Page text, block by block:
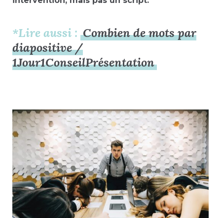
*Lire aussi : Combien de mots par
diapositive /
1Jour1ConseilPrésentation